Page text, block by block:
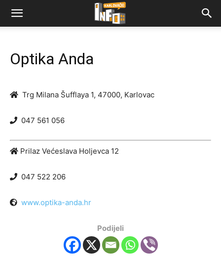
Optika Anda
Trg Milana Šufflaya 1, 47000, Karlovac
047 561 056
Prilaz Većeslava Holjevca 12
047 522 206
www.optika-anda.hr
Podijeli